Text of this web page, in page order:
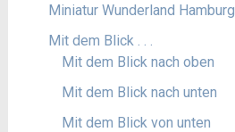
Miniatur Wunderland Hamburg
Mit dem Blick . . .
Mit dem Blick nach oben
Mit dem Blick nach unten
Mit dem Blick von unten